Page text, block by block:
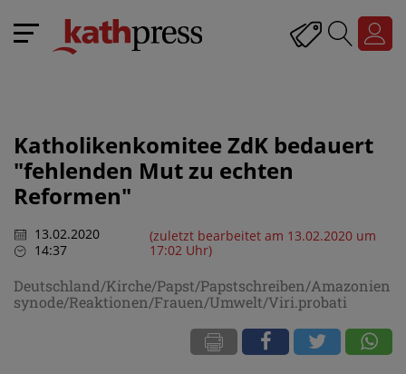
Katholikenkomitee ZdK bedauert
"fehlenden Mut zu echten
Reformen"
13.02.2020
14:37
(zuletzt bearbeitet am 13.02.2020 um
17:02 Uhr)
Deutschland/Kirche/Papst/Papstschreiben/Amazonien
synode/Reaktionen/Frauen/Umwelt/Viri.probati